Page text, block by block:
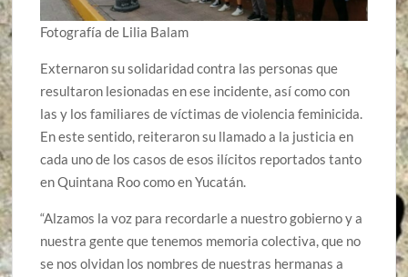
Fotografía de Lilia Balam
Externaron su solidaridad contra las personas que
resultaron lesionadas en ese incidente, así como con
las y los familiares de víctimas de violencia feminicida.
En este sentido, reiteraron su llamado a la justicia en
cada uno de los casos de esos ilícitos reportados tanto
en Quintana Roo como en Yucatán.
“Alzamos la voz para recordarle a nuestro gobierno y a
nuestra gente que tenemos memoria colectiva, que no
se nos olvidan los nombres de nuestras hermanas a